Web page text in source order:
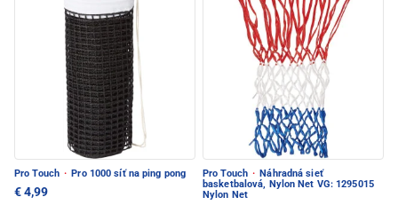
Pro Touch · Pro 1000 síť na ping pong
€ 4,99
Pro Touch · Náhradná sieť
basketbalová, Nylon Net VG: 1295015
Nylon Net